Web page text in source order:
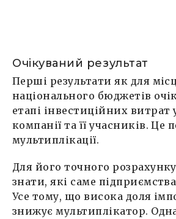
Очікуваний результат
Перші результати як для
національного бюджетів
етапі інвестиційних витрат
компанії та її учасників. Це
мультиплікації.
Для його точного
знати, які саме
Усе тому, що висока доля
знижує мультиплікатор.